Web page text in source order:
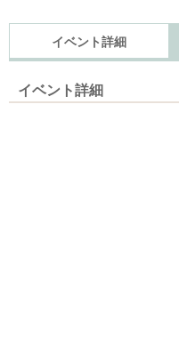
イベント詳細
イベント詳細